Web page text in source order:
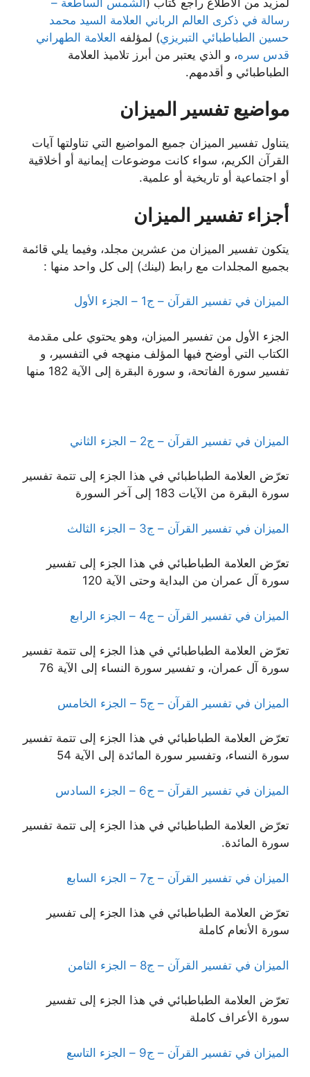
رسالة في ذكرى العالم الرباني العلامة السيد محمد
حسين الطباطبائي التبريزي‏) لمؤلفه العلامة الطهراني
قدس سره، و الذي يعتبر من أبرز تلاميذ العلامة
الطباطبائي و أقدمهم.
مواضيع تفسير الميزان
يتناول تفسير الميزان جميع المواضيع التي تناولتها آيات
القرآن الكريم، سواء كانت موضوعات إيمانية أو أخلاقية
أو اجتماعية أو تاريخية أو علمية.
أجزاء تفسير الميزان
يتكون تفسير الميزان من عشرين مجلد، وفيما يلي قائمة
بجميع المجلدات مع رابط (لينك) إلى كل واحد منها :
الميزان في تفسير القرآن – ج1 – الجزء الأول‌
الجزء الأول من تفسير الميزان، وهو يحتوي على مقدمة
الكتاب التي أوضح فيها المؤلف منهجه في التفسير، و
تفسير سورة الفاتحة، و سورة البقرة إلى الآية 182 منها
الميزان في تفسير القرآن – ج2 – الجزء الثاني
تعرّض العلامة الطباطبائي في هذا الجزء إلى تتمة تفسير
سورة البقرة من الآيات 183 إلى آخر السورة
الميزان في تفسير القرآن – ج3 – الجزء الثالث
تعرّض العلامة الطباطبائي في هذا الجزء إلى تفسير
سورة آل عمران من البداية وحتى الآية 120
الميزان في تفسير القرآن – ج4 – الجزء الرابع
تعرّض العلامة الطباطبائي في هذا الجزء إلى تتمة تفسير
سورة آل عمران، و تفسير سورة النساء إلى الآية 76
الميزان في تفسير القرآن – ج5 – الجزء الخامس
تعرّض العلامة الطباطبائي في هذا الجزء إلى تتمة تفسير
سورة النساء، وتفسير سورة المائدة إلى الآية 54
الميزان في تفسير القرآن – ج6 – الجزء السادس
تعرّض العلامة الطباطبائي في هذا الجزء إلى تتمة تفسير
سورة المائدة.
الميزان في تفسير القرآن – ج7 – الجزء السابع
تعرّض العلامة الطباطبائي في هذا الجزء إلى تفسير
سورة الأنعام كاملة
الميزان في تفسير القرآن – ج8 – الجزء الثامن
تعرّض العلامة الطباطبائي في هذا الجزء إلى تفسير
سورة الأعراف كاملة
الميزان في تفسير القرآن – ج9 – الجزء التاسع